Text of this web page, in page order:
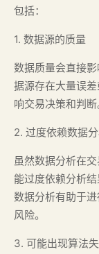
包括：
1. 数据源的质量
数据质量会直接
据源存在大量误
响交易决策和判断
2. 过度依赖数据
虽然数据分析在
能过度依赖分析
数据分析有助于
风险。
3. 可能出现算法